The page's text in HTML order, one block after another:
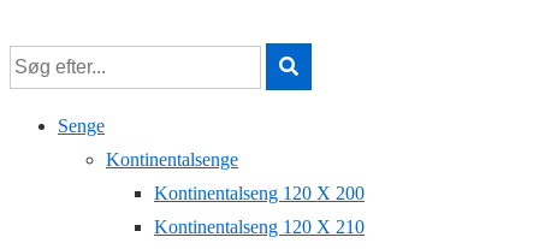
Hop
til
hovedindhold
Senge
Kontinentalsenge
Kontinentalseng 120 X 200
Kontinentalseng 120 X 210